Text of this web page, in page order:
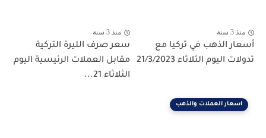
منذ 3 سنة
أسعار الذهب في تركيا مع
تدولات اليوم الثلاثاء 21/3/2023
منذ 3 سنة
سعر صرف الليرة التركية
مقابل العملات الرئيسية اليوم
الثلاثاء 21...
اسعار العملات والذهب